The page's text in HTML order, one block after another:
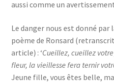
aussi comme un
Le danger nous est donné par
poème de Ronsard
article) : ‘Cueillez, cueillez
fleur, la vieillesse fera ternir
Jeune fille, vous êtes belle,